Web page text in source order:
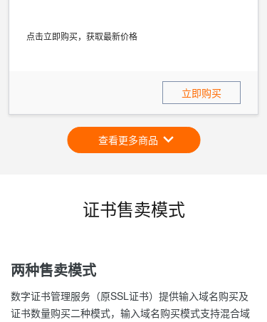
点击立即购买，获取最新价格
立即购买
查看更多商品
证书售卖模式
两种售卖模式
数字证书管理服务（原SSL证书）提供输入域名购买及
证书数量购买二种模式，输入域名购买模式支持混合域